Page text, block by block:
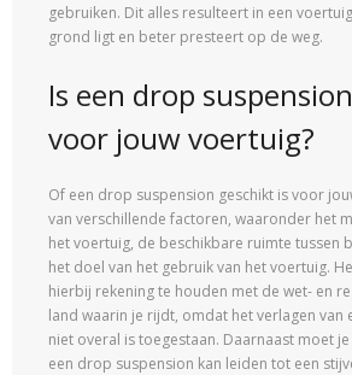
gebruiken. Dit alles resulteert in een
grond ligt en beter presteert op de weg.
Is een drop
voor jouw voertuig?
Of een drop suspension geschikt is voor
van verschillende factoren, waaronder het
het voertuig, de beschikbare ruimte tussen
het doel van het gebruik van het voertuig.
hierbij rekening te houden met de wet- en
land waarin je rijdt, omdat het verlagen
niet overal is toegestaan. Daarnaast moet
een drop suspension kan leiden tot een